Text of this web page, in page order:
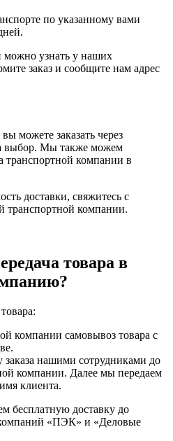
по указанному вами
можно узнать у наших
заказ и сообщите нам адрес
можете заказать через
выбор. Мы также можем
транспортной компании в
доставки, свяжитесь с
транспортной компании.
товара в
компании самовывоз товара с
заказа нашими сотрудниками до
компании. Далее мы передаем
клиента.
бесплатную доставку до
«ПЭК» и «Деловые